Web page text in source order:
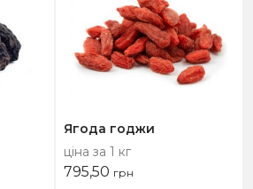
Ягода годжи
ціна за 1 кг
795,50 грн